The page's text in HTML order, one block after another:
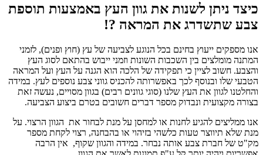
כיצד ניתן לשנות את גוון העץ באמצעות תוספת
צבע שתשדרג את המראה ?!
אנו מספקים ייעוץ בחינם בכל הנוגע לצביעה של עץ (חוץ ופנים), לזמני
המתנה מומלצים בין השכבות השונות וזמני ייבוש בהתאם לסוג העץ
והצבע. חשוב לציין כי תפקידה של הלכה הוא הגנה על העץ ועל המראה
הטבעי שלו ובנוסף לכך באפשרותה להכניס גווני צבע נוספים לעץ. במידה
והחלטנו לגוון את העץ שלנו (סוגי גוונים רבים) בגוון מסויים, נעשה זאת
בצורה מקצועית ונבדוק מספר דברים חשובים בטרם ביצוע הצביעה.
אנו ממליצים להגיע לחנות או למחסן על מנת לבחור את הגוון הרצוי. על
מנת שלא תיווצר טעות כלשהי בזיהוי או בהבחנה, רצוי לקחת מספר
מק"ט של חברת צבע אותה נבחר. במידה והגוון שקוף, אין הרבה